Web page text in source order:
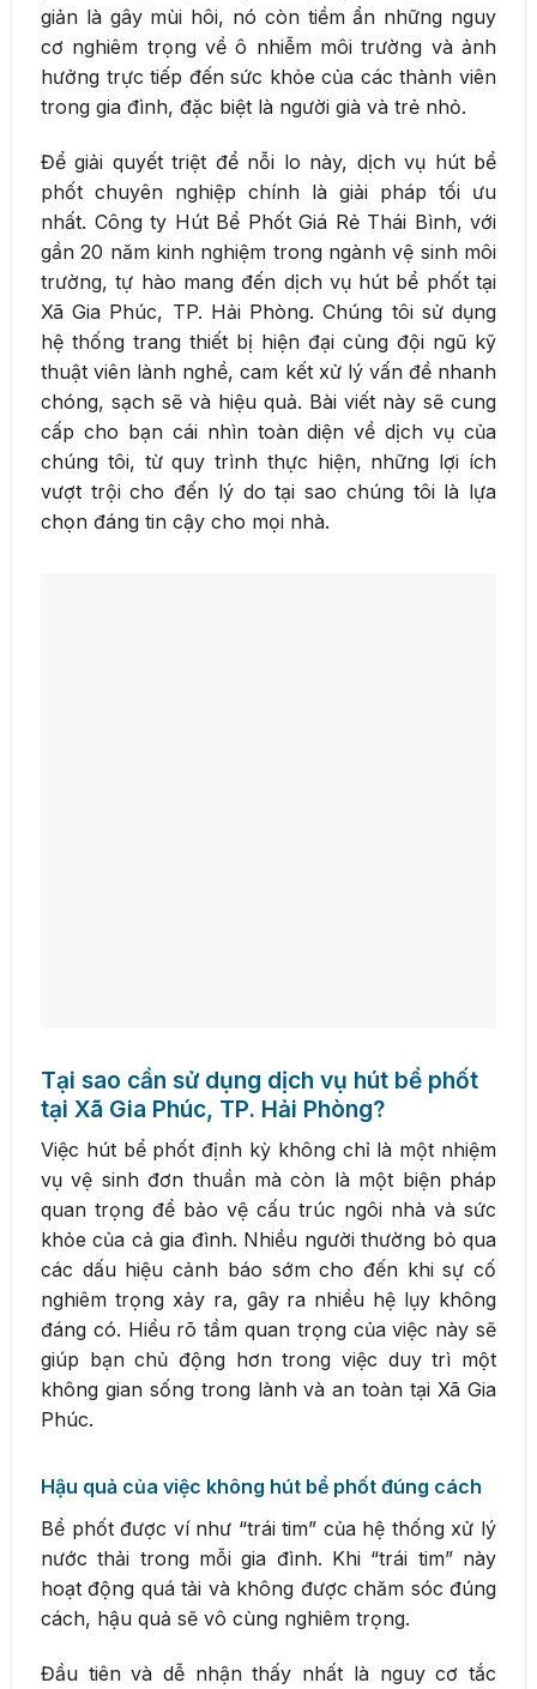
giản là gây mùi hôi, nó còn tiềm ẩn những nguy
cơ nghiêm trọng về ô nhiễm môi trường và ảnh
hưởng trực tiếp đến sức khỏe của các thành viên
trong gia đình, đặc biệt là người già và trẻ nhỏ.
Để giải quyết triệt để nỗi lo này, dịch vụ hút bể
phốt chuyên nghiệp chính là giải pháp tối ưu
nhất. Công ty Hút Bể Phốt Giá Rẻ Thái Bình, với
gần 20 năm kinh nghiệm trong ngành vệ sinh môi
trường, tự hào mang đến dịch vụ hút bể phốt tại
Xã Gia Phúc, TP. Hải Phòng. Chúng tôi sử dụng
hệ thống trang thiết bị hiện đại cùng đội ngũ kỹ
thuật viên lành nghề, cam kết xử lý vấn đề nhanh
chóng, sạch sẽ và hiệu quả. Bài viết này sẽ cung
cấp cho bạn cái nhìn toàn diện về dịch vụ của
chúng tôi, từ quy trình thực hiện, những lợi ích
vượt trội cho đến lý do tại sao chúng tôi là lựa
chọn đáng tin cậy cho mọi nhà.
Tại sao cần sử dụng dịch vụ hút bể phốt
tại Xã Gia Phúc, TP. Hải Phòng?
Việc hút bể phốt định kỳ không chỉ là một nhiệm
vụ vệ sinh đơn thuần mà còn là một biện pháp
quan trọng để bảo vệ cấu trúc ngôi nhà và sức
khỏe của cả gia đình. Nhiều người thường bỏ qua
các dấu hiệu cảnh báo sớm cho đến khi sự cố
nghiêm trọng xảy ra, gây ra nhiều hệ lụy không
đáng có. Hiểu rõ tầm quan trọng của việc này sẽ
giúp bạn chủ động hơn trong việc duy trì một
không gian sống trong lành và an toàn tại Xã Gia
Phúc.
Hậu quả của việc không hút bể phốt đúng cách
Bể phốt được ví như “trái tim” của hệ thống xử lý
nước thải trong mỗi gia đình. Khi “trái tim” này
hoạt động quá tải và không được chăm sóc đúng
cách, hậu quả sẽ vô cùng nghiêm trọng.
Đầu tiên và dễ nhận thấy nhất là nguy cơ tắc